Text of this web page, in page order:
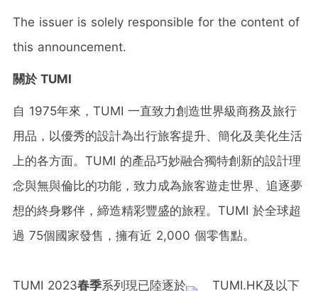
The issuer is solely responsible for the content of
this announcement.
關於 TUMI
自 1975年來，TUMI 一直致力創造世界級商務及旅行
用品，以優秀的設計為出行旅客提升、簡化及美化生活
上的各方面。TUMI 的產品巧妙融合獨特創新的設計理
念與無與倫比的功能，致力成為旅客遊走世界、追逐夢
想的終身夥伴，締造精彩豐盛的旅程。TUMI 於全球超
過 75個國家發售，擁有近 2,000 個零售點。
TUMI 2023春季系列現已陸逐於
TUMI.HK及以下